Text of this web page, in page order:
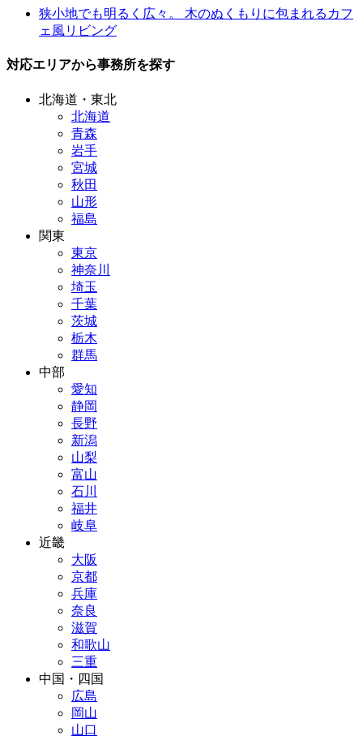
狭小地でも明るく広々。 木のぬくもりに包まれるカフ
ェ風リビング
対応エリアから事務所を探す
北海道・東北
北海道
青森
岩手
宮城
秋田
山形
福島
関東
東京
神奈川
埼玉
千葉
茨城
栃木
群馬
中部
愛知
静岡
長野
新潟
山梨
富山
石川
福井
岐阜
近畿
大阪
京都
兵庫
奈良
滋賀
和歌山
三重
中国・四国
広島
岡山
山口